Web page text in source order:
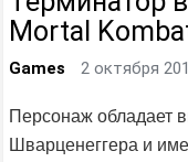
Mortal
Games 2 октября
Персонаж обладает
Шварценеггера и